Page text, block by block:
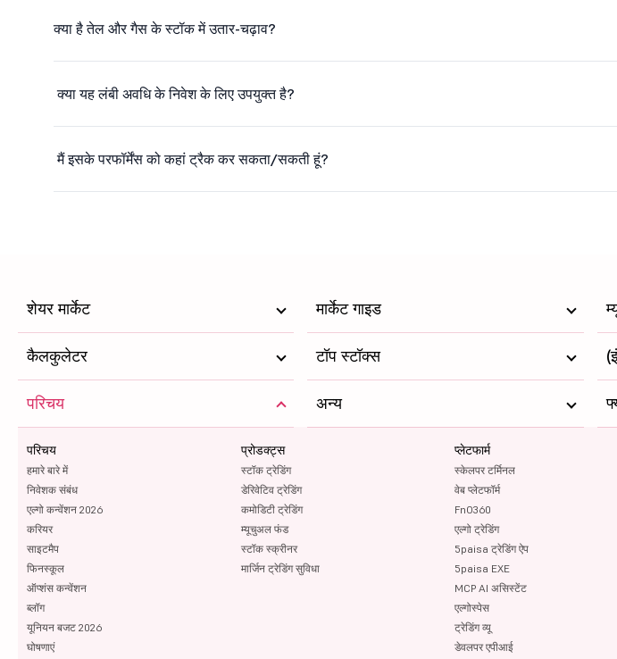
क्या है तेल और गैस के स्टॉक में उतार-चढ़ाव?
क्या यह लंबी अवधि के निवेश के लिए उपयुक्त है?
मैं इसके परफॉर्मेंस को कहां ट्रैक कर सकता/सकती हूं?
शेयर मार्केट मार्केट गाइड
कैलकुलेटर टॉप स्टॉक्स
परिचय
परिचय
हमारे बारे में
निवेशक संबंध
एल्गो कन्वेंशन 2026
करियर
साइटमैप
फिनस्कूल
ऑप्शंस कन्वेंशन
ब्लॉग
यूनियन बजट 2026
घोषणाएं
प्रोडक्ट्स
स्टॉक ट्रेडिंग
डेरिवेटिव ट्रेडिंग
कमोडिटी ट्रेडिंग
म्यूचुअल फंड
स्टॉक स्क्रीनर
मार्जिन ट्रेडिंग सुविधा
प्लेटफार्म
स्केलपर टर्मिनल
वेब प्लेटफॉर्म
FnO360
एल्गो ट्रेडिंग
5paisa ट्रेडिंग ऐप
5paisa EXE
MCP AI असिस्टेंट
एल्गोस्पेस
ट्रेडिंग व्यू
डेवलपर एपीआई
अन्य